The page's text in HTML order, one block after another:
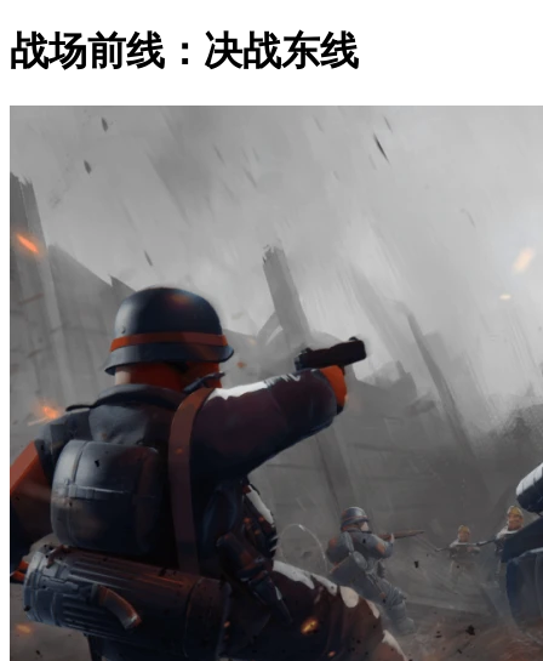
战场前线：决战东线